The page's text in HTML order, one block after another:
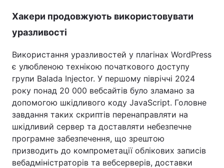
Хакери продовжують використовувати
уразливості
Використання уразливостей у плагінах WordPress
є улюбленою технікою початкового доступу
групи Balada Injector. У першому півріччі 2024
року понад 20 000 вебсайтів було зламано за
допомогою шкідливого коду JavaScript. Головне
завдання таких скриптів перенаправляти на
шкідливий сервер та доставляти небезпечне
програмне забезпечення, що зрештою
призводить до компрометації облікових записів
вебадміністраторів та вебсерверів, доставки